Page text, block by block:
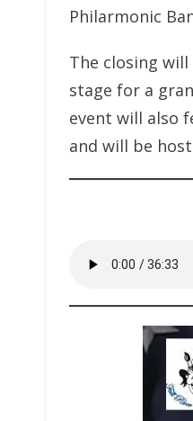
Philarmonic
The closing
stage for a
event will also
and will be